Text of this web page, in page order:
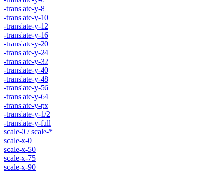
-translate-y-8
-translate-y-10
-translate-y-12
-translate-y-16
-translate-y-20
-translate-y-24
-translate-y-32
-translate-y-40
-translate-y-48
-translate-y-56
-translate-y-64
-translate-y-px
-translate-y-1/2
-translate-y-full
scale-0 / scale-*
scale-x-0
scale-x-50
scale-x-75
scale-x-90